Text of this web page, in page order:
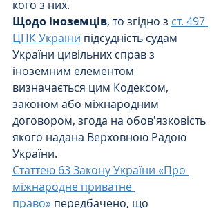
кого з них.
Щодо іноземців, то згідно з ст. 497
ЦПК України підсудність судам
України цивільних справ з
іноземним елементом
визначається цим Кодексом,
законом або міжнародним
договором, згода на обов'язковість
якого надана Верховною Радою
України.
Статтею 63 Закону України «Про
міжнародне приватне
право» передбачено, що